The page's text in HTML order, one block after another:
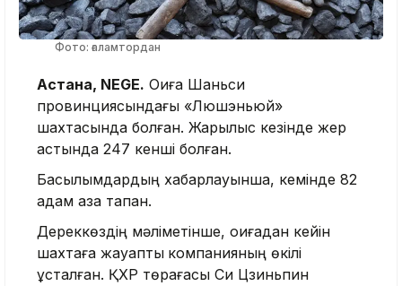
Фото: ғаламтордан
Астана, NEGE. Оқиға Шаньси
провинциясындағы «Люшэньюй»
шахтасында болған. Жарылыс кезінде жер
астында 247 кенші болған.
Басылымдардың хабарлауынша, кемінде 82
адам қаза тапқан.
Дереккөздің мәліметінше, оқиғадан кейін
шахтаға жауапты компанияның өкілі
ұсталған. ҚХР төрағасы Си Цзиньпин